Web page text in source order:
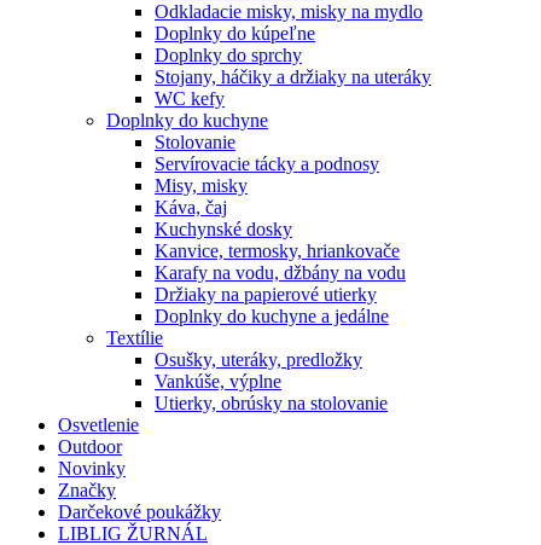
Odkladacie misky, misky na mydlo
Doplnky do kúpeľne
Doplnky do sprchy
Stojany, háčiky a držiaky na uteráky
WC kefy
Doplnky do kuchyne
Stolovanie
Servírovacie tácky a podnosy
Misy, misky
Káva, čaj
Kuchynské dosky
Kanvice, termosky, hriankovače
Karafy na vodu, džbány na vodu
Držiaky na papierové utierky
Doplnky do kuchyne a jedálne
Textílie
Osušky, uteráky, predložky
Vankúše, výplne
Utierky, obrúsky na stolovanie
Osvetlenie
Outdoor
Novinky
Značky
Darčekové poukážky
LIBLIG ŽURNÁL